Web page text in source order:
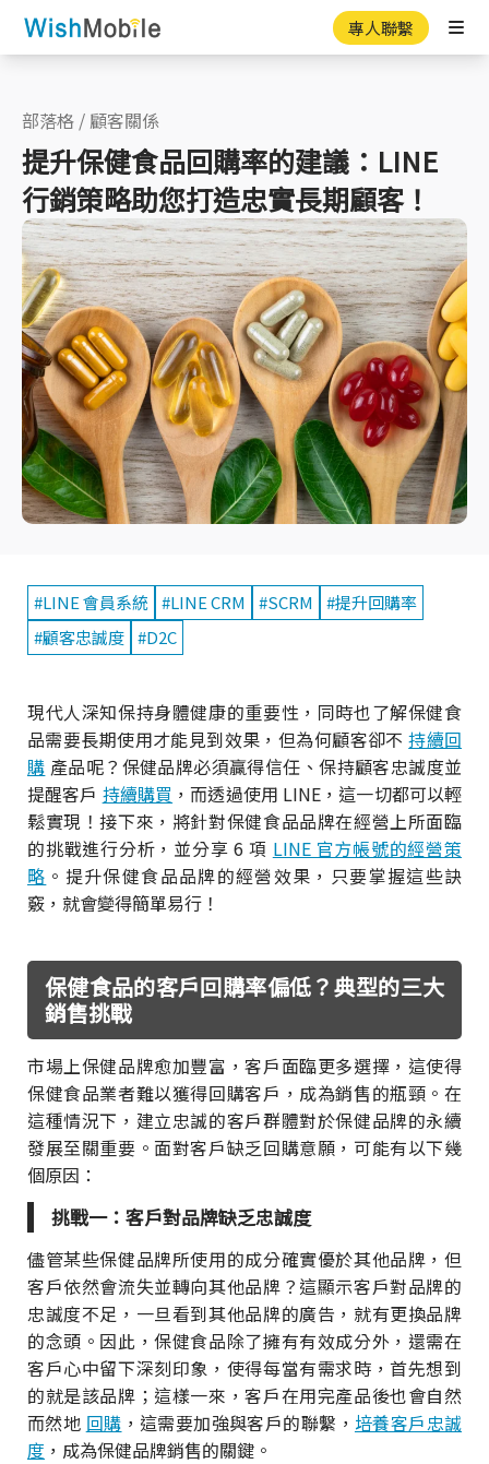
專人聯繫
部落格 / 顧客關係
提升保健食品回購率的建議：LINE
行銷策略助您打造忠實長期顧客！
#LINE 會員系統 #LINE CRM #SCRM
#提升回購率
#顧客忠誠度 #D2C
現代人深知保持身體健康的重要性，同時也了解保健食
品需要長期使用才能見到效果，但為何顧客卻不持續回
購 產品呢？保健品牌必須贏得信任、保持顧客忠誠度並
提醒客戶 持續購買 ，而透過使用 LINE，這一切都可以輕
鬆實現！接下來，將針對保健食品品牌在經營上所面臨
的挑戰進行分析，並分享 6 項 LINE 官方帳號的經營策
略 。提升保健食品品牌的經營效果，只要掌握這些訣
竅，就會變得簡單易行！
保健食品的客戶回購率偏低？典型的三大
銷售挑戰
市場上保健品牌愈加豐富，客戶面臨更多選擇，這使得
保健食品業者難以獲得回購客戶，成為銷售的瓶頸。在
這種情況下，建立忠誠的客戶群體對於保健品牌的永續
發展至關重要。面對客戶缺乏回購意願，可能有以下幾
個原因：
挑戰一：客戶對品牌缺乏忠誠度
儘管某些保健品牌所使用的成分確實優於其他品牌，但
客戶依然會流失並轉向其他品牌？這顯示客戶對品牌的
忠誠度不足，一旦看到其他品牌的廣告，就有更換品牌
的念頭。因此，保健食品除了擁有有效成分外，還需在
客戶心中留下深刻印象，使得每當有需求時，首先想到
的就是該品牌；這樣一來，客戶在用完產品後也會自然
而然地 回購 ，這需要加強與客戶的聯繫， 培養客戶忠誠
度 ，成為保健品牌銷售的關鍵。